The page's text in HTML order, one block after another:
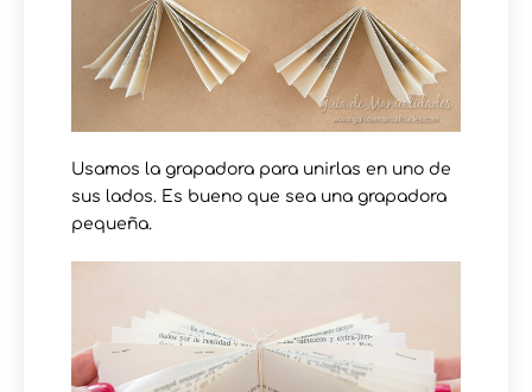
Usamos la grapadora para unirlas en uno de
sus lados. Es bueno que sea una grapadora
pequeña.